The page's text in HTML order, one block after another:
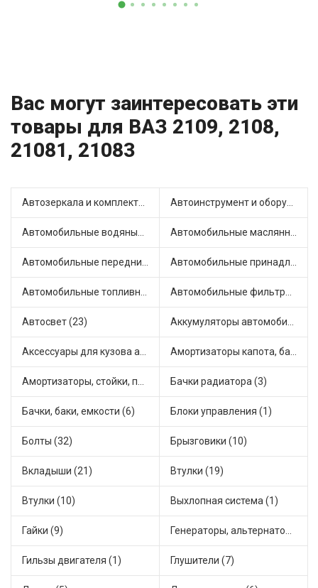
Вас могут заинтересовать эти
товары для ВАЗ 2109, 2108,
21081, 21083
Автозеркала и комплектующие (13) Автоинструмент и оборудование (3)
Автомобильные водяные насосы (16) Автомобильные маслянные насосы (4)
Автомобильные передние фары (7) Автомобильные принадлежности и аксессуары (4)
Автомобильные топливные насосы (33) Автомобильные фильтры (1)
Автосвет (23) Аккумуляторы автомобильные (1)
Аксессуары для кузова автомобиля (3) Амортизаторы капота, багажника (6)
Амортизаторы, стойки, подушки стоек (49) Бачки радиатора (3)
Бачки, баки, емкости (6) Блоки управления (1)
Болты (32) Брызговики (10)
Вкладыши (21) Втулки (19)
Втулки (10) Выхлопная система (1)
Гайки (9) Генераторы, альтернаторы и комплектующие (43)
Гильзы двигателя (1) Глушители (7)